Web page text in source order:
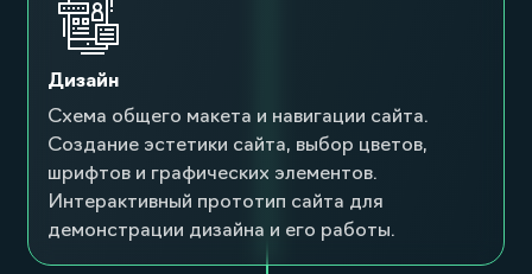
Дизайн
Схема общего макета и навигации сайта.
Создание эстетики сайта, выбор цветов,
шрифтов и графических элементов.
Интерактивный прототип сайта для
демонстрации дизайна и его работы.